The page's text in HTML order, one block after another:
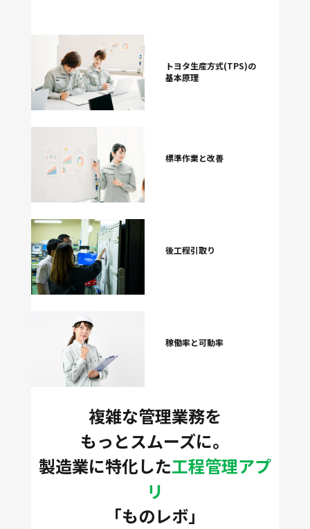
トヨタ生産方式(TPS)の
基本原理
標準作業と改善
後工程引取り
稼働率と可動率
複雑な管理業務を
もっとスムーズに。
製造業に特化した工程管理アプ
リ
「ものレボ」